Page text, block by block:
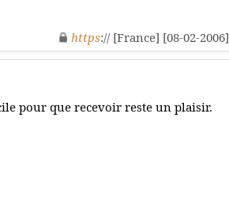
https:// [France] [08-02-2006]
pour que recevoir reste un plaisir.